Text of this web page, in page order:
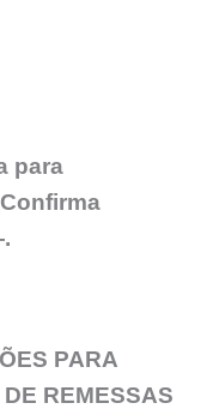
para
PARA
REMESSAS